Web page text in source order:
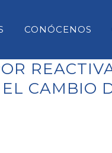
CONÓCENOS
CAMBIO